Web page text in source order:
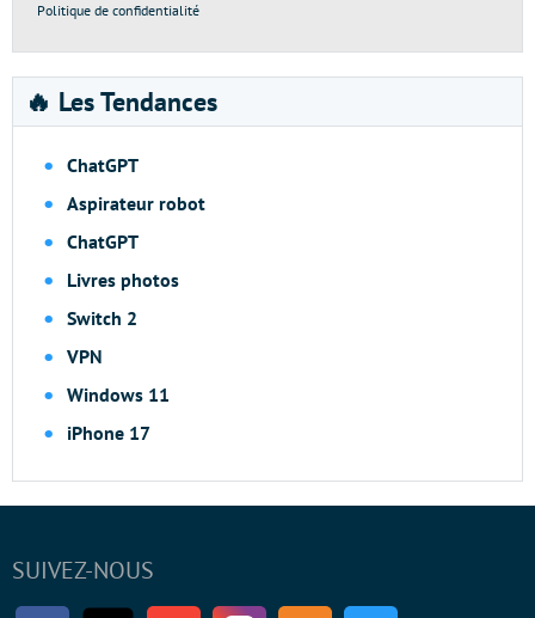
Politique de confidentialité
🔥 Les Tendances
ChatGPT
Aspirateur robot
ChatGPT
Livres photos
Switch 2
VPN
Windows 11
iPhone 17
SUIVEZ-NOUS